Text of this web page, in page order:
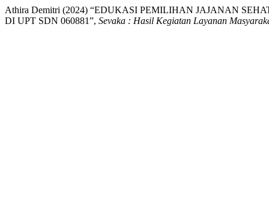
Athira Demitri (2024) “EDUKASI PEMILIHAN JAJANAN
DI UPT SDN 060881”, Sevaka : Hasil Kegiatan Layanan